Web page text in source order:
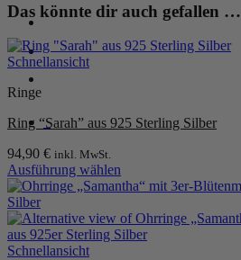
Warenkorb /0,00€ 0
0
Das könnte dir auch gefallen …
Schnellansicht
Ringe
Ring “Sarah” aus 925 Sterling Silber
94,90 € inkl. MwSt.
Ausführung wählen
Dieses
Produkt
weist
mehrere
Varianten
Schnellansicht